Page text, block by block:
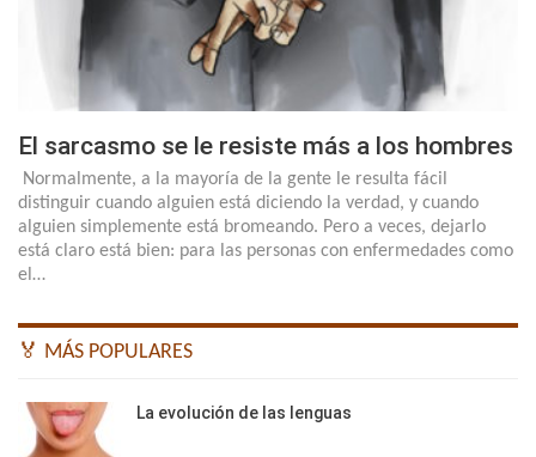
El sarcasmo se le resiste más a los hombres
Normalmente, a la mayoría de la gente le resulta fácil
distinguir cuando alguien está diciendo la verdad, y cuando
alguien simplemente está bromeando. Pero a veces, dejarlo
está claro está bien: para las personas con enfermedades como
el…
🏅 MÁS POPULARES
La evolución de las lenguas